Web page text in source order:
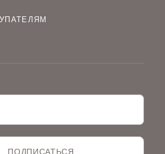
магазин
ПОДПИСАТЬСЯ